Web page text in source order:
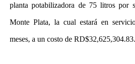
planta potabilizadora de 75 litros por
Monte Plata, la cual estará en
meses, a un costo de RD$32,625,304.83.